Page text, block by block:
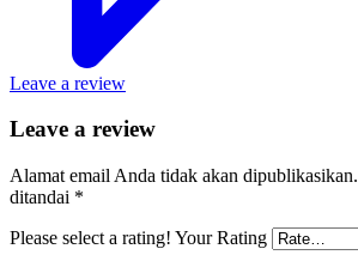
Leave a review
Leave a review
Alamat email Anda tidak akan dipublikasikan.
ditandai *
Please select a rating! Your Rating